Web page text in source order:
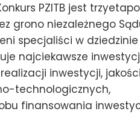
PZITB jest
grono niezależnego
specjaliści w dziedzinie
najciekawsze
inwestycji, jakości
technologicznych,
finansowania